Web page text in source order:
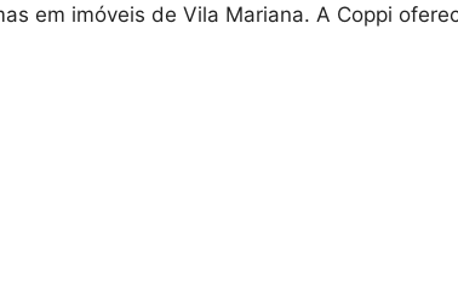
em imóveis de Vila Mariana. A Coppi